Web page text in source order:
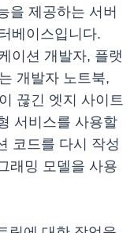
을 제공하는 서버
베이스입니다.
이션 개발자, 플랫
개발자 노트북,
끊긴 엣지 사이트
서비스를 사용할
코드를 다시 작성
래밍 모델을 사용